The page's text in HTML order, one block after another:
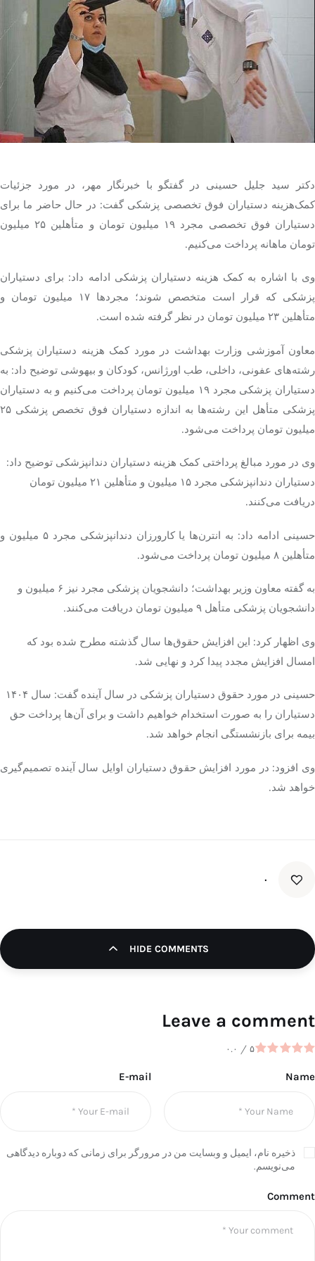
تک کده
پایگاه خبری آبان
خرید موتور ایمپلنت
دکتر سید جلیل حسینی در گفتگو با خبرنگار مهر، در مورد جزئیات
کمک‌هزینه دستیاران فوق تخصصی پزشکی گفت: در حال حاضر ما برای
دستیاران فوق تخصصی مجرد ۱۹ میلیون تومان و متأهلین ۲۵ میلیون
تومان ماهانه پرداخت می‌کنیم.
وی با اشاره به کمک هزینه دستیاران پزشکی ادامه داد: برای دستیاران
پزشکی که قرار است متخصص شوند؛ مجردها ۱۷ میلیون تومان و
متأهلین ۲۳ میلیون تومان در نظر گرفته شده است.
معاون آموزشی وزارت بهداشت در مورد کمک هزینه دستیاران پزشکی
رشته‌های عفونی، داخلی، طب اورژانس، کودکان و بیهوشی توضیح داد: به
دستیاران پزشکی مجرد ۱۹ میلیون تومان پرداخت می‌کنیم و به دستیاران
پزشکی متأهل این رشته‌ها به اندازه دستیاران فوق تخصص پزشکی ۲۵
میلیون تومان پرداخت می‌شود.
وی در مورد مبالغ پرداختی کمک هزینه دستیاران دندانپزشکی توضیح داد:
دستیاران دندانپزشکی مجرد ۱۵ میلیون و متأهلین ۲۱ میلیون تومان
دریافت می‌کنند.
حسینی ادامه داد: به انترن‌ها یا کارورزان دندانپزشکی مجرد ۵ میلیون و
متأهلین ۸ میلیون تومان پرداخت می‌شود.
به گفته معاون وزیر بهداشت؛ دانشجویان پزشکی مجرد نیز ۶ میلیون و
دانشجویان پزشکی متأهل ۹ میلیون تومان دریافت می‌کنند.
وی اظهار کرد: این افزایش حقوق‌ها سال گذشته مطرح شده بود که
امسال افزایش مجدد پیدا کرد و نهایی شد.
حسینی در مورد حقوق دستیاران پزشکی در سال آینده گفت: سال ۱۴۰۴
دستیاران را به صورت استخدام خواهیم داشت و برای آن‌ها پرداخت حق
بیمه برای بازنشستگی انجام خواهد شد.
وی افزود: در مورد افزایش حقوق دستیاران اوایل سال آینده تصمیم‌گیری
خواهد شد.
۰
HIDE COMMENTS
Leave a comment
۰.۰ / ۵
Name
E-mail
ذخیره نام، ایمیل و وبسایت من در مرورگر برای زمانی که دوباره دیدگاهی
می‌نویسم.
Comment